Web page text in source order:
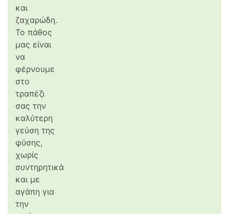
και
ζαχαρώδη.
Το πάθος
μας είναι
να
φέρνουμε
στο
τραπέζι
σας την
καλύτερη
γεύση της
φύσης,
χωρίς
συντηρητικά
και με
αγάπη για
την